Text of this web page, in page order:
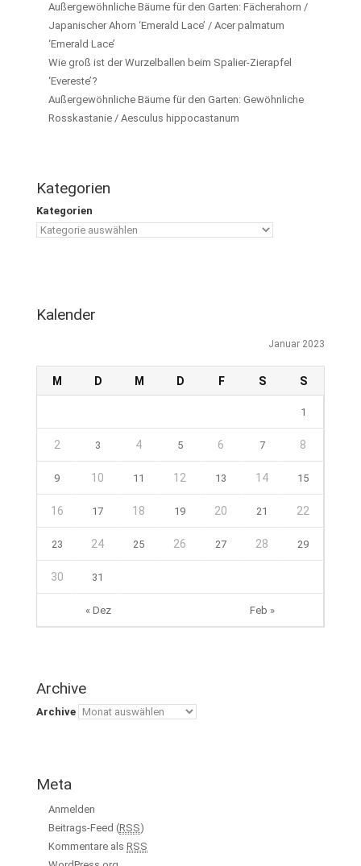
Außergewöhnliche Bäume für den Garten: Fächerahorn /
Japanischer Ahorn ‘Emerald Lace’ / Acer palmatum
‘Emerald Lace’
Wie groß ist der Wurzelballen beim Spalier-Zierapfel
‘Evereste’?
Außergewöhnliche Bäume für den Garten: Gewöhnliche
Rosskastanie / Aesculus hippocastanum
Kategorien
Kategorien
Kalender
Januar 2023
M D M D F S S
« Dez Feb »
1
2 3 4 5 6 7 8
9 10 11 12 13 14 15
16 17 18 19 20 21 22
23 24 25 26 27 28 29
30 31
Archive
Archive
Meta
Anmelden
Beitrags-Feed (RSS)
Kommentare als RSS